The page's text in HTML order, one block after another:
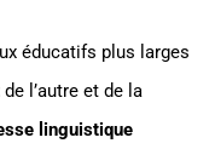
éducatifs plus larges
de l’autre et de la
linguistique